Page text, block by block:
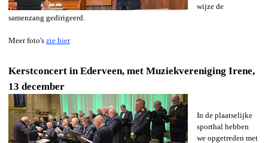
wijze de
samenzang gedirigeerd.
Meer foto's zie hier
Kerstconcert in Ederveen, met Muziekvereniging Irene,
13 december
In de plaatselijke
sporthal hebben
we opgetreden met